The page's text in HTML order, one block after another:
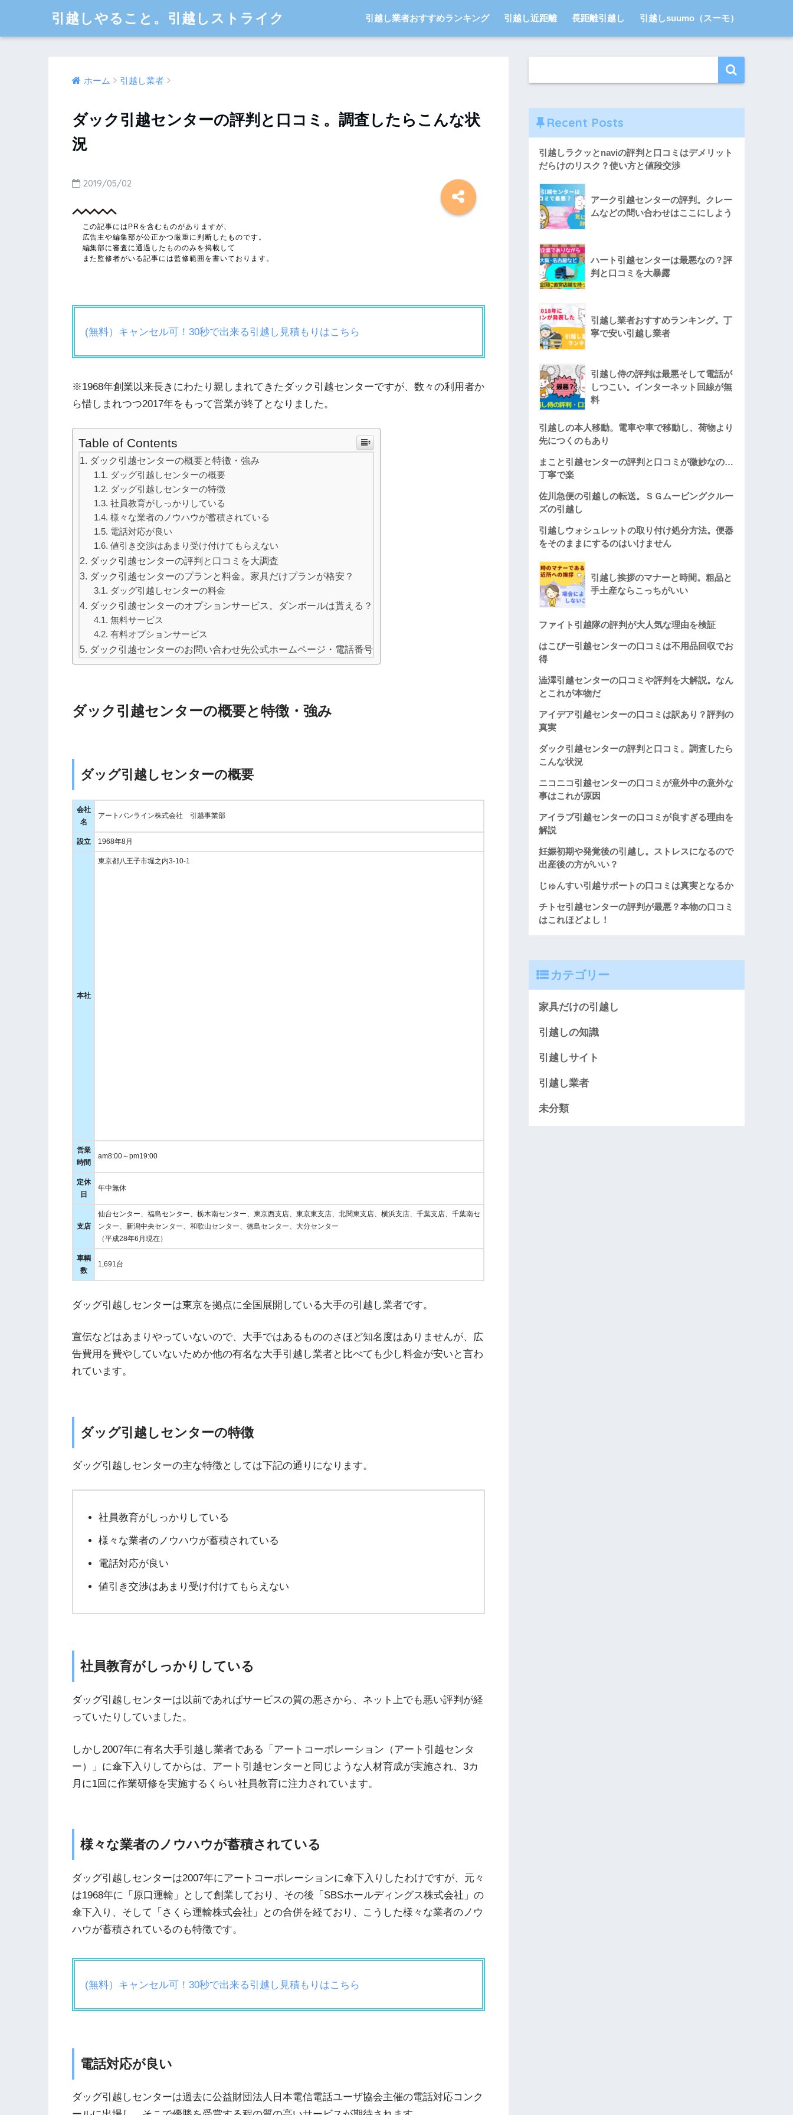
引越しやること。引越しストライク 引越し業者おすすめランキング 引越し近距離 長距離引越し 引越しsuumo（スーモ）
ホーム 引越し業者
ダック引越センターの評判と口コミ。調査したらこんな状
況
2019/05/02
(無料）キャンセル可！30秒で出来る引越し見積もりはこちら
※1968年創業以来長きにわたり親しまれてきたダック引越センターですが、数々の利用者か
ら惜しまれつつ2017年をもって営業が終了となりました。
Table of Contents
ダック引越センターの概要と特徴・強み
ダッグ引越しセンターの概要
ダッグ引越しセンターの特徴
社員教育がしっかりしている
様々な業者のノウハウが蓄積されている
電話対応が良い
値引き交渉はあまり受け付けてもらえない
ダック引越センターの評判と口コミを大調査
ダック引越センターのプランと料金。家具だけプランが格安？
ダッグ引越しセンターの料金
ダック引越センターのオプションサービス。ダンボールは貰える？
無料サービス
有料オプションサービス
ダック引越センターのお問い合わせ先公式ホームページ・電話番号
ダック引越センターの概要と特徴・強み
ダッグ引越しセンターの概要
会社
名
アートバンライン株式会社 引越事業部
設立 1968年8月
本社
東京都八王子市堀之内3-10-1
営業
時間
am8:00～pm19:00
定休
日
年中無休
支店
仙台センター、福島センター、栃木南センター、東京西支店、東京東支店、北関東支店、横浜支店、千葉支店、千葉南セ
ンター、新潟中央センター、和歌山センター、徳島センター、大分センター
（平成28年6月現在）
車輌
数
1,691台
ダッグ引越しセンターは東京を拠点に全国展開している大手の引越し業者です。
宣伝などはあまりやっていないので、大手ではあるもののさほど知名度はありませんが、広
告費用を費やしていないためか他の有名な大手引越し業者と比べても少し料金が安いと言わ
れています。
ダッグ引越しセンターの特徴
ダッグ引越しセンターの主な特徴としては下記の通りになります。
社員教育がしっかりしている
様々な業者のノウハウが蓄積されている
電話対応が良い
値引き交渉はあまり受け付けてもらえない
社員教育がしっかりしている
ダッグ引越しセンターは以前であればサービスの質の悪さから、ネット上でも悪い評判が経
っていたりしていました。
しかし2007年に有名大手引越し業者である「アートコーポレーション（アート引越センタ
ー）」に傘下入りしてからは、アート引越センターと同じような人材育成が実施され、3カ
月に1回に作業研修を実施するくらい社員教育に注力されています。
様々な業者のノウハウが蓄積されている
ダッグ引越しセンターは2007年にアートコーポレーションに傘下入りしたわけですが、元々
は1968年に「原口運輸」として創業しており、その後「SBSホールディングス株式会社」の
傘下入り、そして「さくら運輸株式会社」との合併を経ており、こうした様々な業者のノウ
ハウが蓄積されているのも特徴です。
(無料）キャンセル可！30秒で出来る引越し見積もりはこちら
電話対応が良い
ダッグ引越しセンターは過去に公益財団法人日本電信電話ユーザ協会主催の電話対応コンク
Recent Posts
引越しラクッとnaviの評判と口コミはデメリット
だらけのリスク？使い方と値段交渉
アーク引越センターの評判。クレー
ムなどの問い合わせはここにしよう
ハート引越センターは最悪なの？評
判と口コミを大暴露
引越し業者おすすめランキング。丁
寧で安い引越し業者
引越し侍の評判は最悪そして電話が
しつこい。インターネット回線が無
料
引越しの本人移動。電車や車で移動し、荷物より
先につくのもあり
まこと引越センターの評判と口コミが微妙なの…
丁寧で楽
佐川急便の引越しの転送。ＳＧムービングクルー
ズの引越し
引越しウォシュレットの取り付け処分方法。便器
をそのままにするのはいけません
引越し挨拶のマナーと時間。粗品と
手土産ならこっちがいい
ファイト引越隊の評判が大人気な理由を検証
はこびー引越センターの口コミは不用品回収でお
得
澁澤引越センターの口コミや評判を大解説。なん
とこれが本物だ
アイデア引越センターの口コミは訳あり？評判の
真実
ダック引越センターの評判と口コミ。調査したら
こんな状況
ニコニコ引越センターの口コミが意外中の意外な
事はこれが原因
アイラブ引越センターの口コミが良すぎる理由を
解説
妊娠初期や発覚後の引越し。ストレスになるので
出産後の方がいい？
じゅんすい引越サポートの口コミは真実となるか
チトセ引越センターの評判が最悪？本物の口コミ
はこれほどよし！
カテゴリー
家具だけの引越し
引越しの知識
引越しサイト
引越し業者
未分類